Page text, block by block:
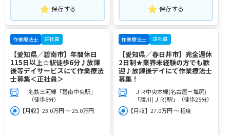
保存する 保存する
作業療法士 正社員
【愛知県／碧南市】年間休日
115日以上☆駅徒歩6分♪放課
後等デイサービスにて作業療法
士募集＜正社員＞
名鉄三河線「碧南中央駅」
（徒歩6分）
【月収】23.0万円 ～ 25.0万円
作業療法士 正社員
【愛知県／春日井市】完全週休
2日制★業界未経験の方でも歓
迎♪放課後デイにて作業療法士
募集！
ＪＲ中央本線(名古屋－塩尻)
「勝川(ＪＲ)駅」（徒歩25分）
【月収】27.0万円 ～ 程度